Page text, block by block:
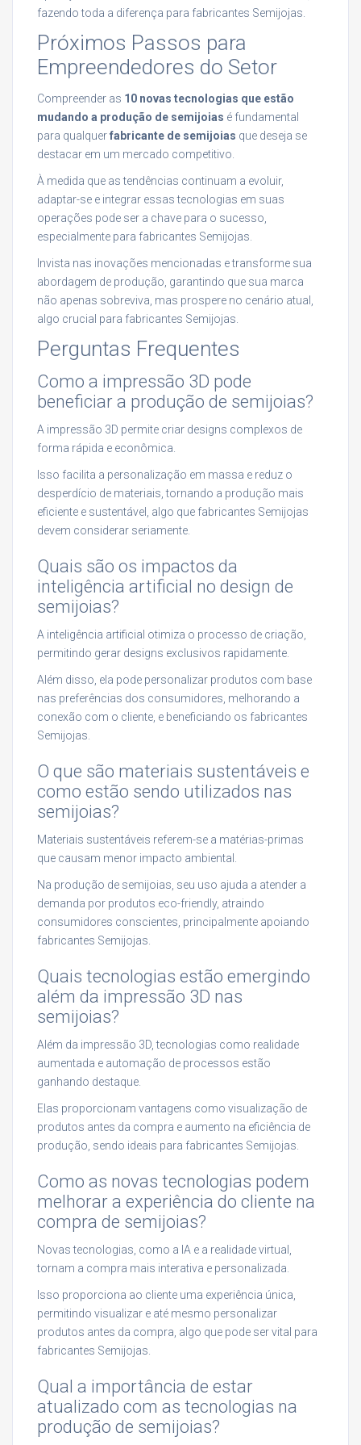
fazendo toda a diferença para fabricantes Semijojas.
Próximos Passos para
Empreendedores do Setor
Compreender as 10 novas tecnologias que estão
mudando a produção de semijoias é fundamental
para qualquerfabricante de semijoias que deseja se
destacar em um mercado competitivo.
À medida que as tendências continuam a evoluir,
adaptar-se e integrar essas tecnologias em suas
operações pode ser a chave para o sucesso,
especialmente para fabricantes Semijojas.
Invista nas inovações mencionadas e transforme sua
abordagem de produção, garantindo que sua marca
não apenas sobreviva, mas prospere no cenário atual,
algo crucial para fabricantes Semijojas.
Perguntas Frequentes
Como a impressão 3D pode
beneficiar a produção de semijoias?
A impressão 3D permite criar designs complexos de
forma rápida e econômica.
Isso facilita a personalização em massa e reduz o
desperdício de materiais, tornando a produção mais
eficiente e sustentável, algo que fabricantes Semijojas
devem considerar seriamente.
Quais são os impactos da
inteligência artificial no design de
semijoias?
A inteligência artificial otimiza o processo de criação,
permitindo gerar designs exclusivos rapidamente.
Além disso, ela pode personalizar produtos com base
nas preferências dos consumidores, melhorando a
conexão com o cliente, e beneficiando os fabricantes
Semijojas.
O que são materiais sustentáveis e
como estão sendo utilizados nas
semijoias?
Materiais sustentáveis referem-se a matérias-primas
que causam menor impacto ambiental.
Na produção de semijoias, seu uso ajuda a atender a
demanda por produtos eco-friendly, atraindo
consumidores conscientes, principalmente apoiando
fabricantes Semijojas.
Quais tecnologias estão emergindo
além da impressão 3D nas
semijoias?
Além da impressão 3D, tecnologias como realidade
aumentada e automação de processos estão
ganhando destaque.
Elas proporcionam vantagens como visualização de
produtos antes da compra e aumento na eficiência de
produção, sendo ideais para fabricantes Semijojas.
Como as novas tecnologias podem
melhorar a experiência do cliente na
compra de semijoias?
Novas tecnologias, como a IA e a realidade virtual,
tornam a compra mais interativa e personalizada.
Isso proporciona ao cliente uma experiência única,
permitindo visualizar e até mesmo personalizar
produtos antes da compra, algo que pode ser vital para
fabricantes Semijojas.
Qual a importância de estar
atualizado com as tecnologias na
produção de semijoias?